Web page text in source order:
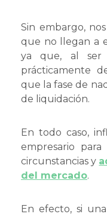
Sin embargo,
que no llegan a
ya que, al ser
prácticamente
que la fase de
de liquidación.
En todo caso,
empresario
circunstancias y
del mercado.
En efecto, si